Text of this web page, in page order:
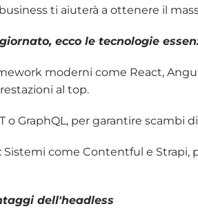
ti aiuterà a ottenere il
ecco le tecnologie
moderni come React,
al top.
o GraphQL, per garantire scambi
Sistemi come Contentful e
dell'headless